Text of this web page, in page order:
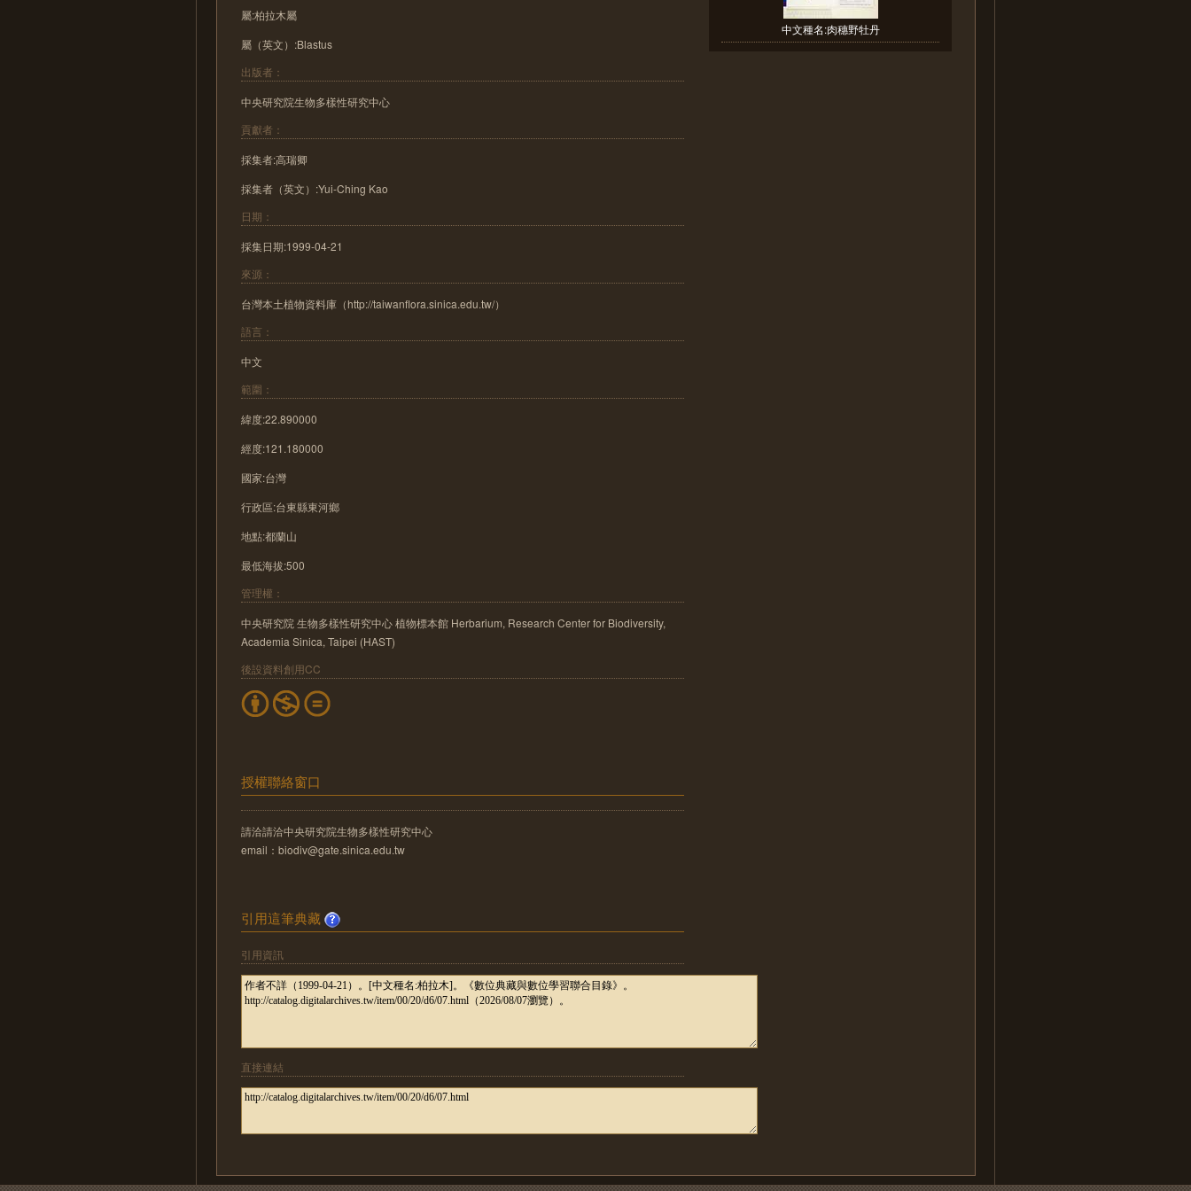
屬:柏拉木屬
屬（英文）:Blastus
出版者：
中央研究院生物多樣性研究中心
貢獻者：
採集者:高瑞卿
採集者（英文）:Yui-Ching Kao
日期：
採集日期:1999-04-21
來源：
台灣本土植物資料庫（http://taiwanflora.sinica.edu.tw/）
語言：
中文
範圍：
緯度:22.890000
經度:121.180000
國家:台灣
行政區:台東縣東河鄉
地點:都蘭山
最低海拔:500
管理權：
中央研究院 生物多樣性研究中心 植物標本館 Herbarium, Research Center for Biodiversity,
Academia Sinica, Taipei (HAST)
後設資料創用CC
授權聯絡窗口
請洽請洽中央研究院生物多樣性研究中心
email：biodiv@gate.sinica.edu.tw
引用這筆典藏
引用資訊
直接連結
中文種名:肉穗野牡丹